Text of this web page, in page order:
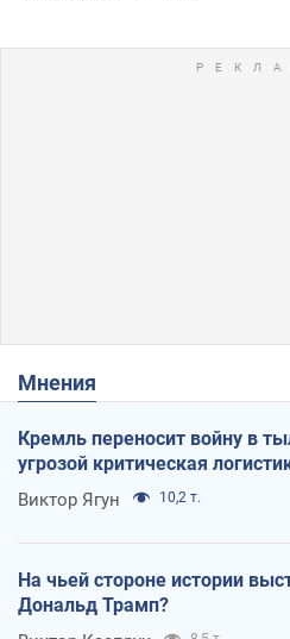
Мнения
Кремль переносит войну в
угрозой критическая
Виктор Ягун 10,2 т.
На чьей стороне истории
Дональд Трамп?